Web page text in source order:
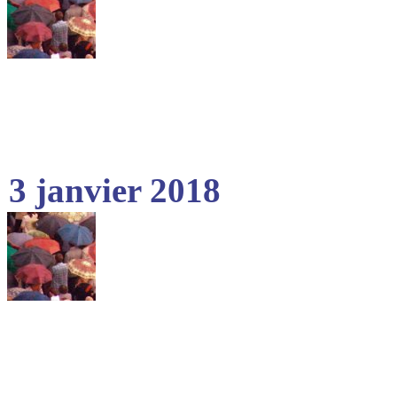
3 janvier 2018